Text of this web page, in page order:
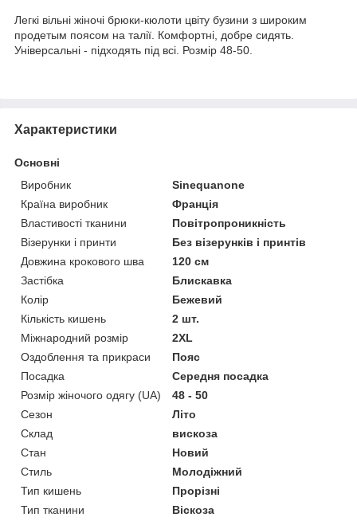
Легкі вільні жіночі брюки-кюлоти цвіту бузини з широким
продетым поясом на талії. Комфортні, добре сидять.
Універсальні - підходять під всі. Розмір 48-50.
Характеристики
Основні
Виробник
Sinequanone
Країна виробник
Франція
Властивості тканини
Повітропроникність
Візерунки і принти
Без візерунків і принтів
Довжина крокового шва
120 см
Застібка
Блискавка
Колір
Бежевий
Кількість кишень
2 шт.
Міжнародний розмір
2XL
Оздоблення та прикраси
Пояс
Посадка
Середня посадка
Розмір жіночого одягу (UA)
48 - 50
Сезон
Літо
Склад
вискоза
Стан
Новий
Стиль
Молодіжний
Тип кишень
Прорізні
Тип тканини
Віскоза